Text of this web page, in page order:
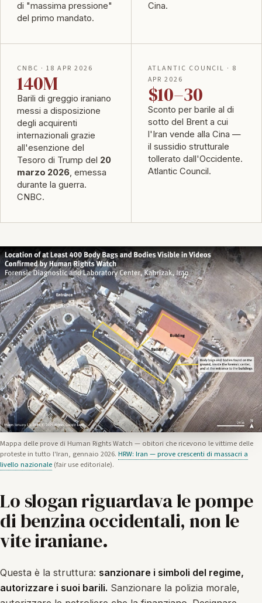
di "massima pressione"
del primo mandato.
Cina.
CNBC · 18 APR 2026
140M
Barili di greggio iraniano
messi a disposizione
degli acquirenti
internazionali grazie
all'esenzione del
Tesoro di Trump del 20
marzo 2026, emessa
durante la guerra.
CNBC.
ATLANTIC COUNCIL · 8
APR 2026
$10–30
Sconto per barile al di
sotto del Brent a cui
l'Iran vende alla Cina —
il sussidio strutturale
tollerato dall'Occidente.
Atlantic Council .
Lo slogan riguardava le pompe
di benzina occidentali, non le
vite iraniane.
Questa è la struttura: sanzionare i simboli del regime,
autorizzare i suoi barili. Sanzionare la polizia morale,
Mappa delle prove di Human Rights Watch — obitori che ricevono le vittime delle
proteste in tutto l'Iran, gennaio 2026. HRW: Iran — prove crescenti di massacri a
livello nazionale (fair use editoriale).